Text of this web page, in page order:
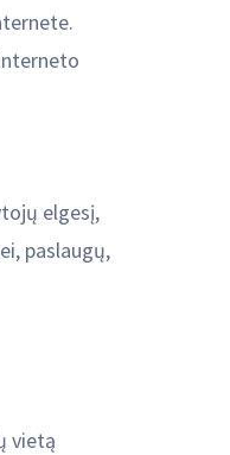
elgesį,
paslaugų,
vietą